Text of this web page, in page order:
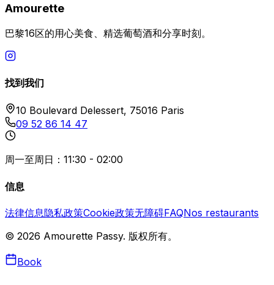
Amourette
巴黎16区的用心美食、精选葡萄酒和分享时刻。
找到我们
10 Boulevard Delessert, 75016 Paris
09 52 86 14 47
周一至周日：11:30 - 02:00
信息
法律信息隐私政策Cookie政策无障碍FAQNos restaurants
© 2026 Amourette Passy. 版权所有。
Book